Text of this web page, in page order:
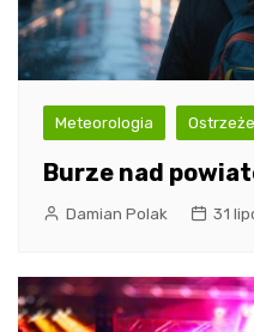
Meteorologia
Burze nad
Damian Polak 31